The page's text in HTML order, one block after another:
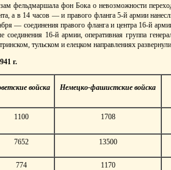
фельдмаршала фон Бока о невозможности
а в 14 часов — и правого фланга 5-й армии
— соединения правого фланга и центра 16-й
16-й армии, оперативная группа
тульском и елецком направлениях
г.
войска Немецко-фашистские войска
1100 1708
7652 13500
774 1170